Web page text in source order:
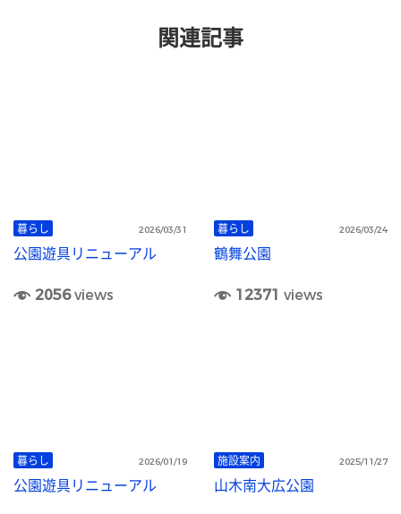
関連記事
暮らし 2026/03/31
公園遊具リニューアル
2056views
暮らし 2026/03/24
鶴舞公園
12371 views
暮らし 2026/01/19
公園遊具リニューアル
施設案内 2025/11/27
山木南大広公園